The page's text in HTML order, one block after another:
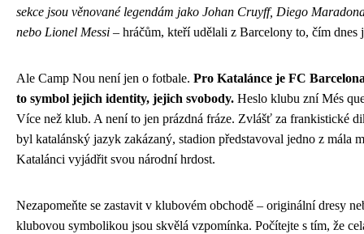
sekce jsou věnované legendám jako Johan Cruyff, Diego
nebo Lionel Messi – hráčům, kteří udělali z Barcelony to, čím dnes
Ale Camp Nou není jen o fotbale. Pro Katalánce je FC
to symbol jejich identity, jejich svobody. Heslo klubu zní Més
Více než klub. A není to jen prázdná fráze. Zvlášť za frankistické
byl katalánský jazyk zakázaný, stadion představoval jedno z mála
Katalánci vyjádřit svou národní hrdost.
Nezapomeňte se zastavit v klubovém obchodě – originální dresy
klubovou symbolikou jsou skvělá vzpomínka. Počítejte s tím, že